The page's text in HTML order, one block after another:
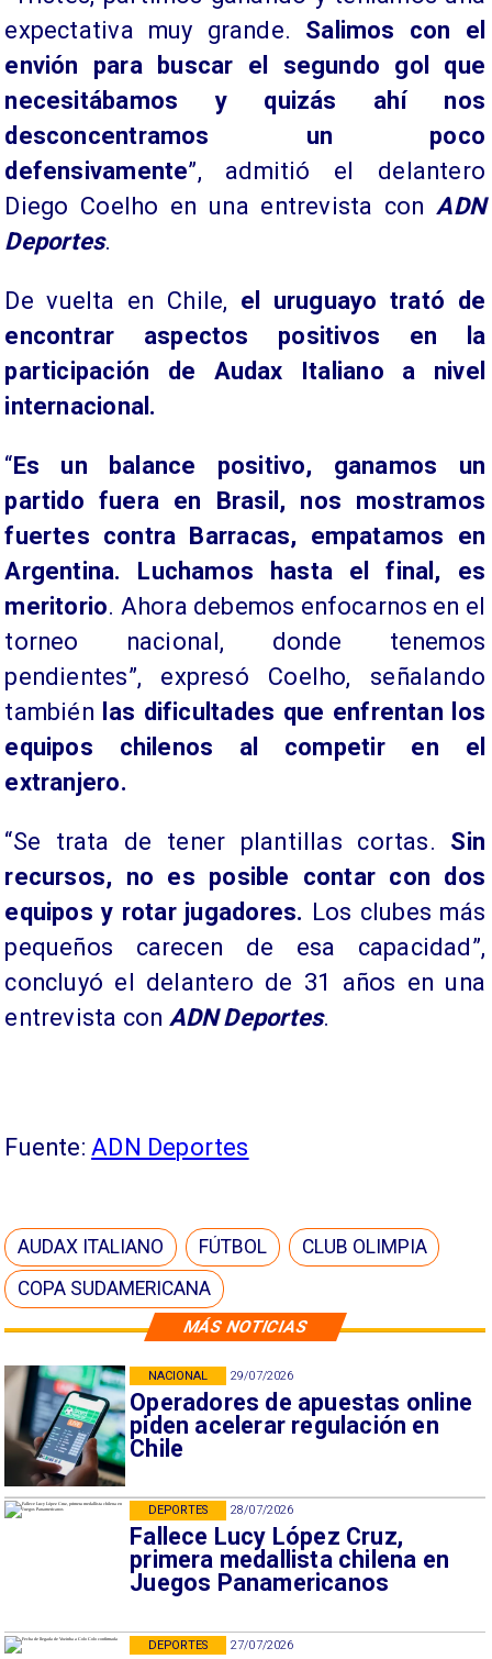
MÁS NOTICIAS
29/07/2026
Operadores de apuestas online
piden acelerar regulación en
Chile
NACIONAL
28/07/2026
Fallece Lucy López Cruz,
primera medallista chilena en
Juegos Panamericanos
DEPORTES
27/07/2026
DEPORTES
expectativa muy grande. Salimos con el
envión para buscar el segundo gol que
necesitábamos y quizás ahí nos
desconcentramos un poco
defensivamente”, admitió el delantero
Diego Coelho en una entrevista con ADN
Deportes.
De vuelta en Chile, el uruguayo trató de
encontrar aspectos positivos en la
participación de Audax Italiano a nivel
internacional.
“Es un balance positivo, ganamos un
partido fuera en Brasil, nos mostramos
fuertes contra Barracas, empatamos en
Argentina. Luchamos hasta el final, es
meritorio. Ahora debemos enfocarnos en el
torneo nacional, donde tenemos
pendientes”, expresó Coelho, señalando
también las dificultades que enfrentan los
equipos chilenos al competir en el
extranjero.
“Se trata de tener plantillas cortas. Sin
recursos, no es posible contar con dos
equipos y rotar jugadores. Los clubes más
pequeños carecen de esa capacidad”,
concluyó el delantero de 31 años en una
entrevista con ADN Deportes.
Fuente: ADN Deportes
AUDAX ITALIANO FÚTBOL
CLUB OLIMPIA
COPA SUDAMERICANA